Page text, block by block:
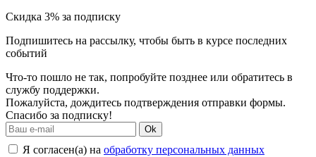
Скидка 3% за подписку
Подпишитесь на рассылку, чтобы быть в курсе последних
событий
Что-то пошло не так, попробуйте позднее или обратитесь в
службу поддержки.
Пожалуйста, дождитесь подтверждения отправки формы.
Спасибо за подписку!
Ok
Я согласен(а) на обработку персональных данных